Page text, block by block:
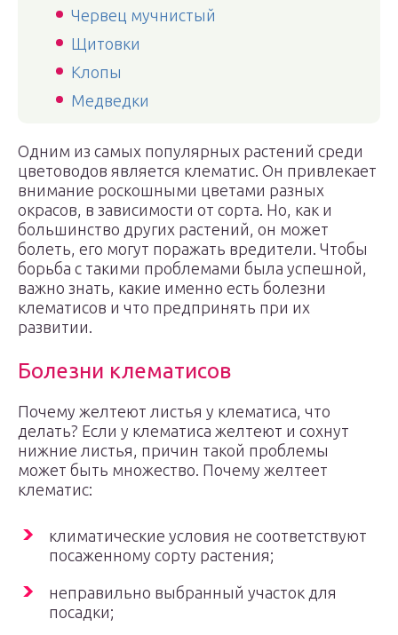
Червец мучнистый
Щитовки
Клопы
Медведки
Одним из самых популярных растений среди
цветоводов является клематис. Он привлекает
внимание роскошными цветами разных
окрасов, в зависимости от сорта. Но, как и
большинство других растений, он может
болеть, его могут поражать вредители. Чтобы
борьба с такими проблемами была успешной,
важно знать, какие именно есть болезни
клематисов и что предпринять при их
развитии.
Болезни клематисов
Почему желтеют листья у клематиса, что
делать? Если у клематиса желтеют и сохнут
нижние листья, причин такой проблемы
может быть множество. Почему желтеет
клематис:
климатические условия не соответствуют
посаженному сорту растения;
неправильно выбранный участок для
посадки;